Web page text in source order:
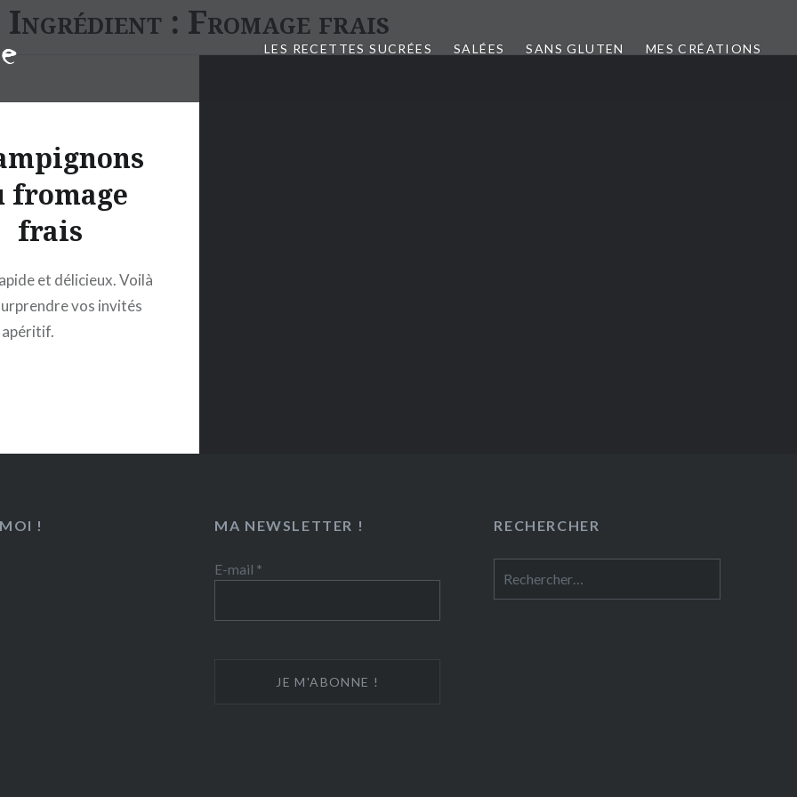
LES RECETTES SUCRÉES SALÉES SANS GLUTEN MES CRÉATIONS
Ingrédient : Fromage frais
fromage
frais
et délicieux. Voilà
vos invités
apéritif.
! MA NEWSLETTER !
E-mail *
RECHERCHER